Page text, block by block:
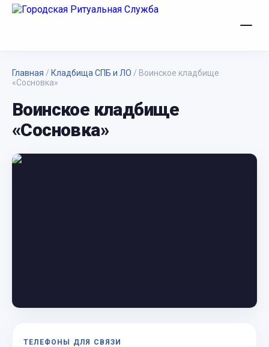
Главная / Кладбища СПБ и ЛО / Воинское кладбище
«Сосновка»
Воинское кладбище
«Сосновка»
ТЕЛЕФОНЫ ДЛЯ СВЯЗИ